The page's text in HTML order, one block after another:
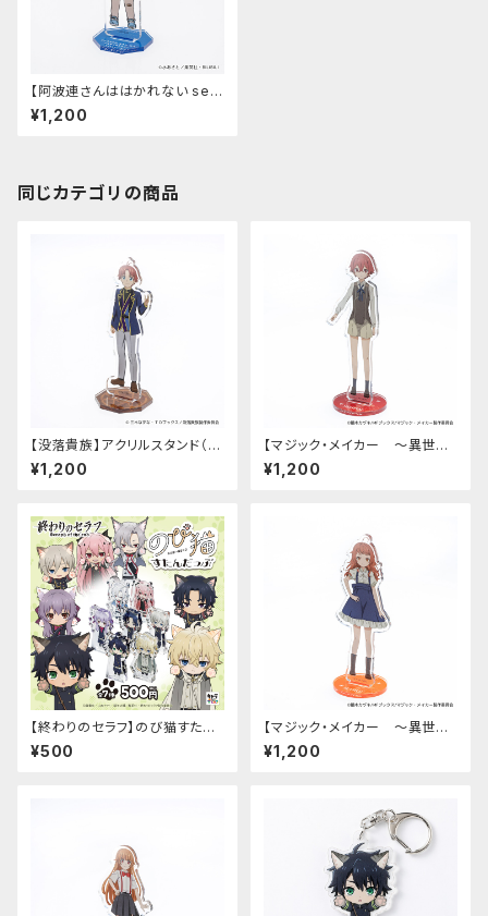
【阿波連さんははかれない sea
son2】アクリルスタンド（阿波連
れん）
¥1,200
同じカテゴリの商品
【没落貴族】アクリルスタンド（リ
アム）
¥1,200
【マジック・メイカー ～異世界
魔法の作り方～】アクリルスタン
ド（シオン）
¥1,200
【終わりのセラフ】のび猫すたん
だっぷ
¥500
【マジック・メイカー ～異世界
魔法の作り方～】アクリルスタン
ド（マリー）
¥1,200